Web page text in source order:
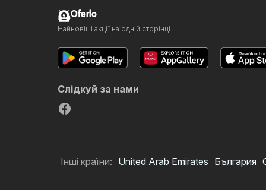
Oferlo
Найновіші акції на одній сторінці
Слідкуй за нами
Інші країни: United Arab Emirates България